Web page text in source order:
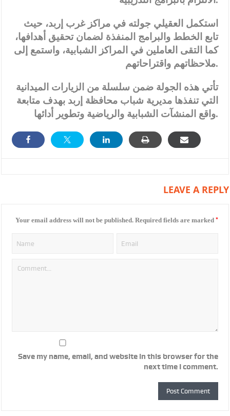
استكمل العقيلي جولته في مراكز غرب إربد، حيث
تابع الخطط والبرامج المنفذة لضمان تحقيق أهدافها،
كما التقى العاملين في المراكز الشبابية، واستمع إلى
ملاحظاتهم واقتراحاتهم.
تأتي هذه الجولة ضمن سلسلة من الزيارات الميدانية
التي تنفذها مديرية شباب محافظة إربد بهدف متابعة
واقع المنشآت الشبابية والرياضية وتطوير أدائها.
LEAVE A REPLY
Your email address will not be published. Required fields are marked *
Save my name, email, and website in this browser for the
next time I comment.